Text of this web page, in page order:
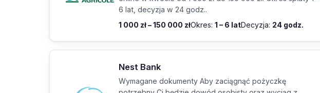
6 lat, decyzja w 24 godz..
1 000 zł – 150 000 złOkres: 1 – 6 latDecyzja: 24 godz.
Nest Bank
Wymagane dokumenty Aby zaciągnąć pożyczkę